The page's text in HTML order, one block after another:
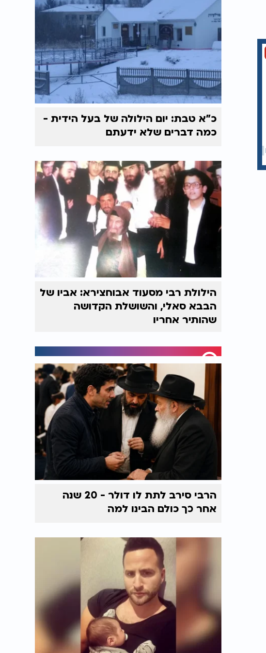
כ"א טבת: יום הילולה של בעל הידית -
כמה דברים שלא ידעתם
הילולת רבי מסעוד אבוחצירא: אביו של
הבבא סאלי, והשושלת הקדושה
שהותיר אחריו
הרבי סירב לתת לו דולר - 20 שנה
אחר כך כולם הבינו למה